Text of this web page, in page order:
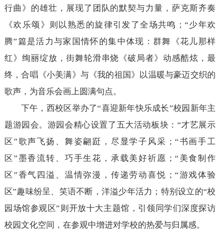
行曲》的雄壮，展现了团队的默契与力量，萨克斯齐奏
《欢乐颂》则以熟悉的旋律引发了全场共鸣；“少年欢
腾”篇是活力与家国情怀的集中体现：群舞《花儿那样
红》绚丽绽放，街舞轮滑串烧《破局者》动感酷炫，最
终，合唱《小美满》与《我的祖国》以温暖与豪迈交织的
歌声，为音乐会画上圆满句点。
下午，西校区举办了“喜迎新年快乐成长”校园新年主
题游园会。游园会精心设置了五大活动板块：“才艺展示
区”歌声飞扬、舞姿翩跹，尽显学子风采；“书画手工
区”墨香流转、巧手生花，承载美好祈愿；“美食制作
区”香气四溢、温情弥漫，传递劳动喜悦；“游戏体验
区”趣味纷呈、笑语不断，洋溢少年活力；特别设立的“校
园场馆参观区”则开放十大主题馆，引领同学们深度探访
校园文化空间，在参观中增进对学校的热爱与归属感。